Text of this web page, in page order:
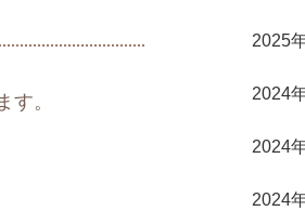
。
2025
2024
2024
2024